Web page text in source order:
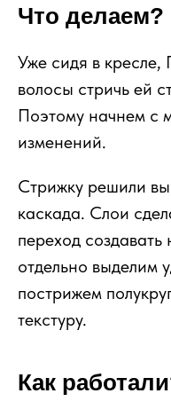
Что делаем?
Уже сидя в кресле,
волосы стричь ей
Поэтому начнем с
изменений.
Стрижку решили
каскада. Слои
переход
отдельно выделим
пострижем
текстуру.
Как